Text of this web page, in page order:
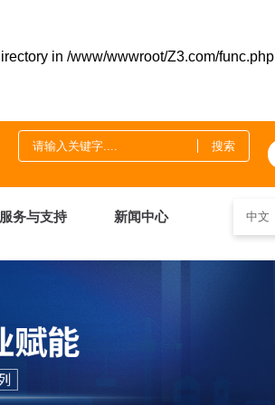
in /www/wwwroot/Z3.com/func.php
务与支持 新闻中心